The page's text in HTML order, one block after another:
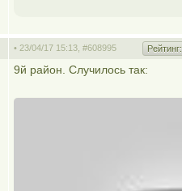
• 23/04/17 15:13, #608995 Рейтинг:
9й район. Случилось так: